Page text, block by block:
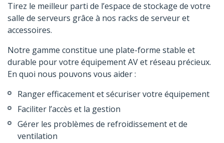
Tirez le meilleur parti de l’espace de stockage de votre
salle de serveurs grâce à nos racks de serveur et
accessoires.
Notre gamme constitue une plate-forme stable et
durable pour votre équipement AV et réseau précieux.
En quoi nous pouvons vous aider :
Ranger efficacement et sécuriser votre équipement
Faciliter l’accès et la gestion
Gérer les problèmes de refroidissement et de
ventilation